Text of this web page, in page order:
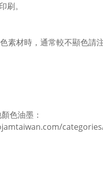
刷。
素材時，通常較不顯色請注
色油墨：